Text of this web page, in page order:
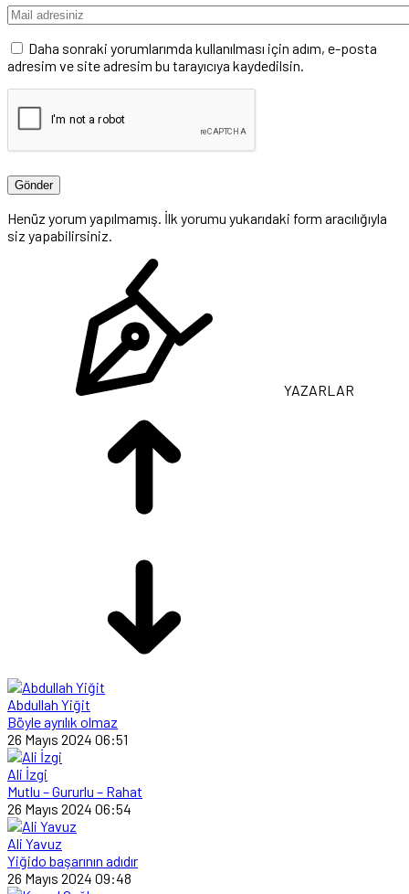
Daha sonraki yorumlarımda kullanılması için adım, e-posta
adresim ve site adresim bu tarayıcıya kaydedilsin.
Henüz yorum yapılmamış. İlk yorumu yukarıdaki form aracılığıyla
siz yapabilirsiniz.
YAZARLAR
Abdullah Yiğit
Böyle ayrılık olmaz
26 Mayıs 2024 06:51
Ali İzgi
Mutlu – Gururlu – Rahat
26 Mayıs 2024 06:54
Ali Yavuz
Yiğido başarının adıdır
26 Mayıs 2024 09:48